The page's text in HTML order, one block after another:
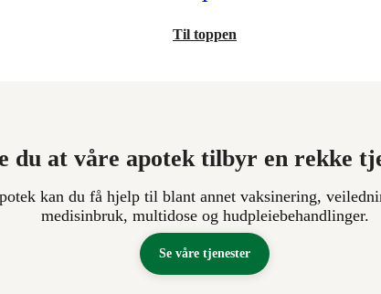
Til toppen
du at våre apotek tilbyr en rekke
kan du få hjelp til blant annet vaksinering,
medisinbruk, multidose og hudpleiebehandlinger.
Se våre tjenester